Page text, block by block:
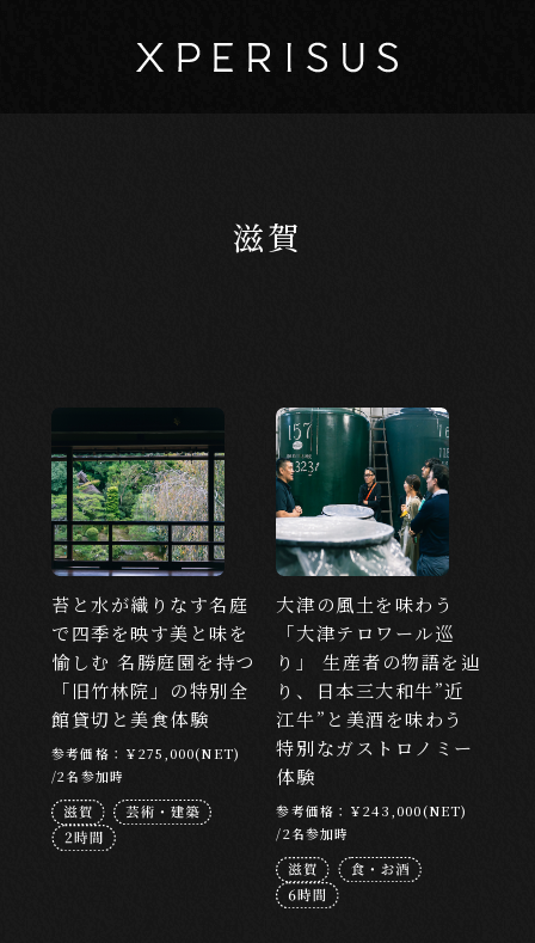
体験から探す
新しい発見 新しい出会い
日本の美 創造 楽しい学び
LOCATION
目的地から探す
東京 京都 北海道 大阪 広島
福岡 沖縄
CATEGORY
カテゴリーから探す
アート・芸術
滋賀
苔と水が織りなす名庭
で四季を映す美と味を
愉しむ 名勝庭園を持つ
「旧竹林院」の特別全
館貸切と美食体験
参考価格：￥275,000(NET)
/2名参加時
大津の風土を味わう
「大津テロワール巡
り」 生産者の物語を辿
り、日本三大和牛”近
江牛”と美酒を味わう
特別なガストロノミー
体験
参考価格：￥243,000(NET)
/2名参加時